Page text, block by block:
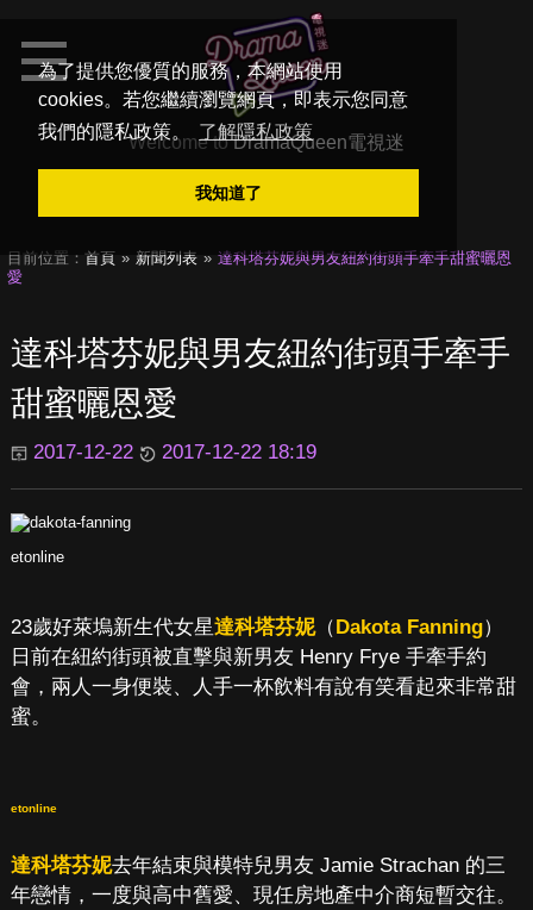
為了提供您優質的服務，本網站使用
cookies。若您繼續瀏覽網頁，即表示您同意
我們的隱私政策。
了解隱私政策
我知道了
Welcome toDramaQueen電視迷
目前位置： 首頁 新聞列表
達科塔芬妮與男友紐約街頭手牽手甜蜜曬恩
愛
達科塔芬妮與男友紐約街頭手牽手
甜蜜曬恩愛
2017-12-22 2017-12-22 18:19
etonline
23歲好萊塢新生代女星達科塔芬妮（Dakota Fanning）
日前在紐約街頭被直擊與新男友 Henry Frye 手牽手約
會，兩人一身便裝、人手一杯飲料有說有笑看起來非常甜
蜜。
etonline
達科塔芬妮去年結束與模特兒男友 Jamie Strachan 的三
年戀情，一度與高中舊愛、現任房地產中介商短暫交往。